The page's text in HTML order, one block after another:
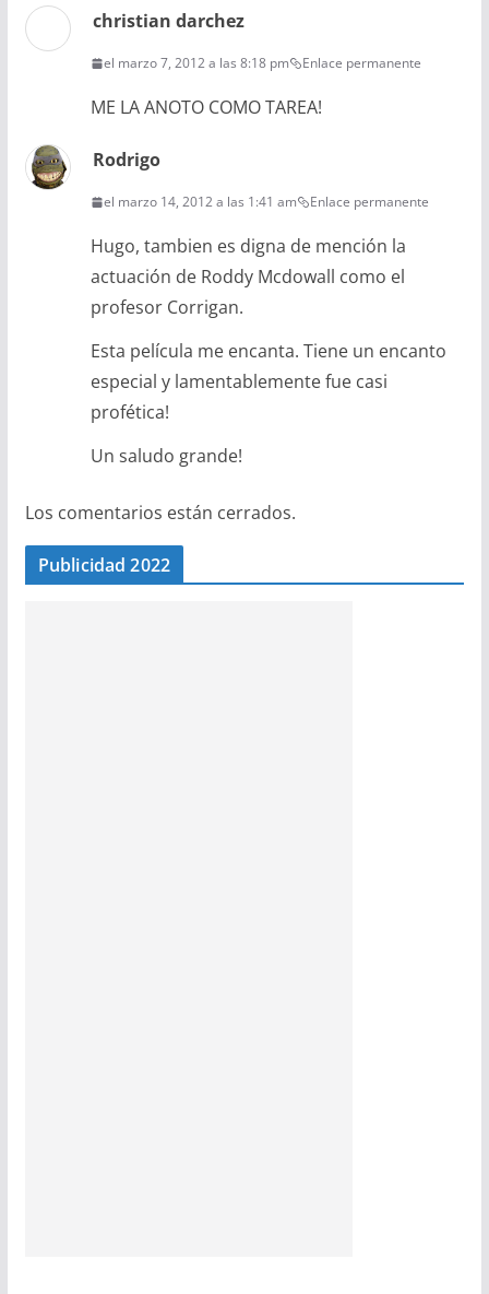
christian darchez
el marzo 7, 2012 a las 8:18 pm Enlace permanente
ME LA ANOTO COMO TAREA!
Rodrigo
el marzo 14, 2012 a las 1:41 am Enlace permanente
Hugo, tambien es digna de mención la
actuación de Roddy Mcdowall como el
profesor Corrigan.
Esta película me encanta. Tiene un encanto
especial y lamentablemente fue casi
profética!
Un saludo grande!
Los comentarios están cerrados.
Publicidad 2022